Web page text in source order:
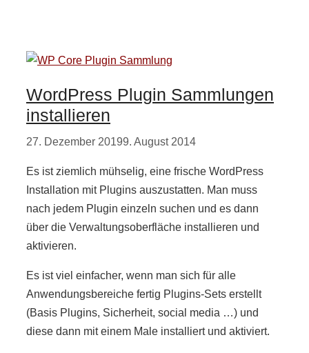
WordPress Plugin Sammlungen
installieren
27. Dezember 20199. August 2014
Es ist ziemlich mühselig, eine frische WordPress
Installation mit Plugins auszustatten. Man muss
nach jedem Plugin einzeln suchen und es dann
über die Verwaltungsoberfläche installieren und
aktivieren.
Es ist viel einfacher, wenn man sich für alle
Anwendungsbereiche fertig Plugins-Sets erstellt
(Basis Plugins, Sicherheit, social media …) und
diese dann mit einem Male installiert und aktiviert.